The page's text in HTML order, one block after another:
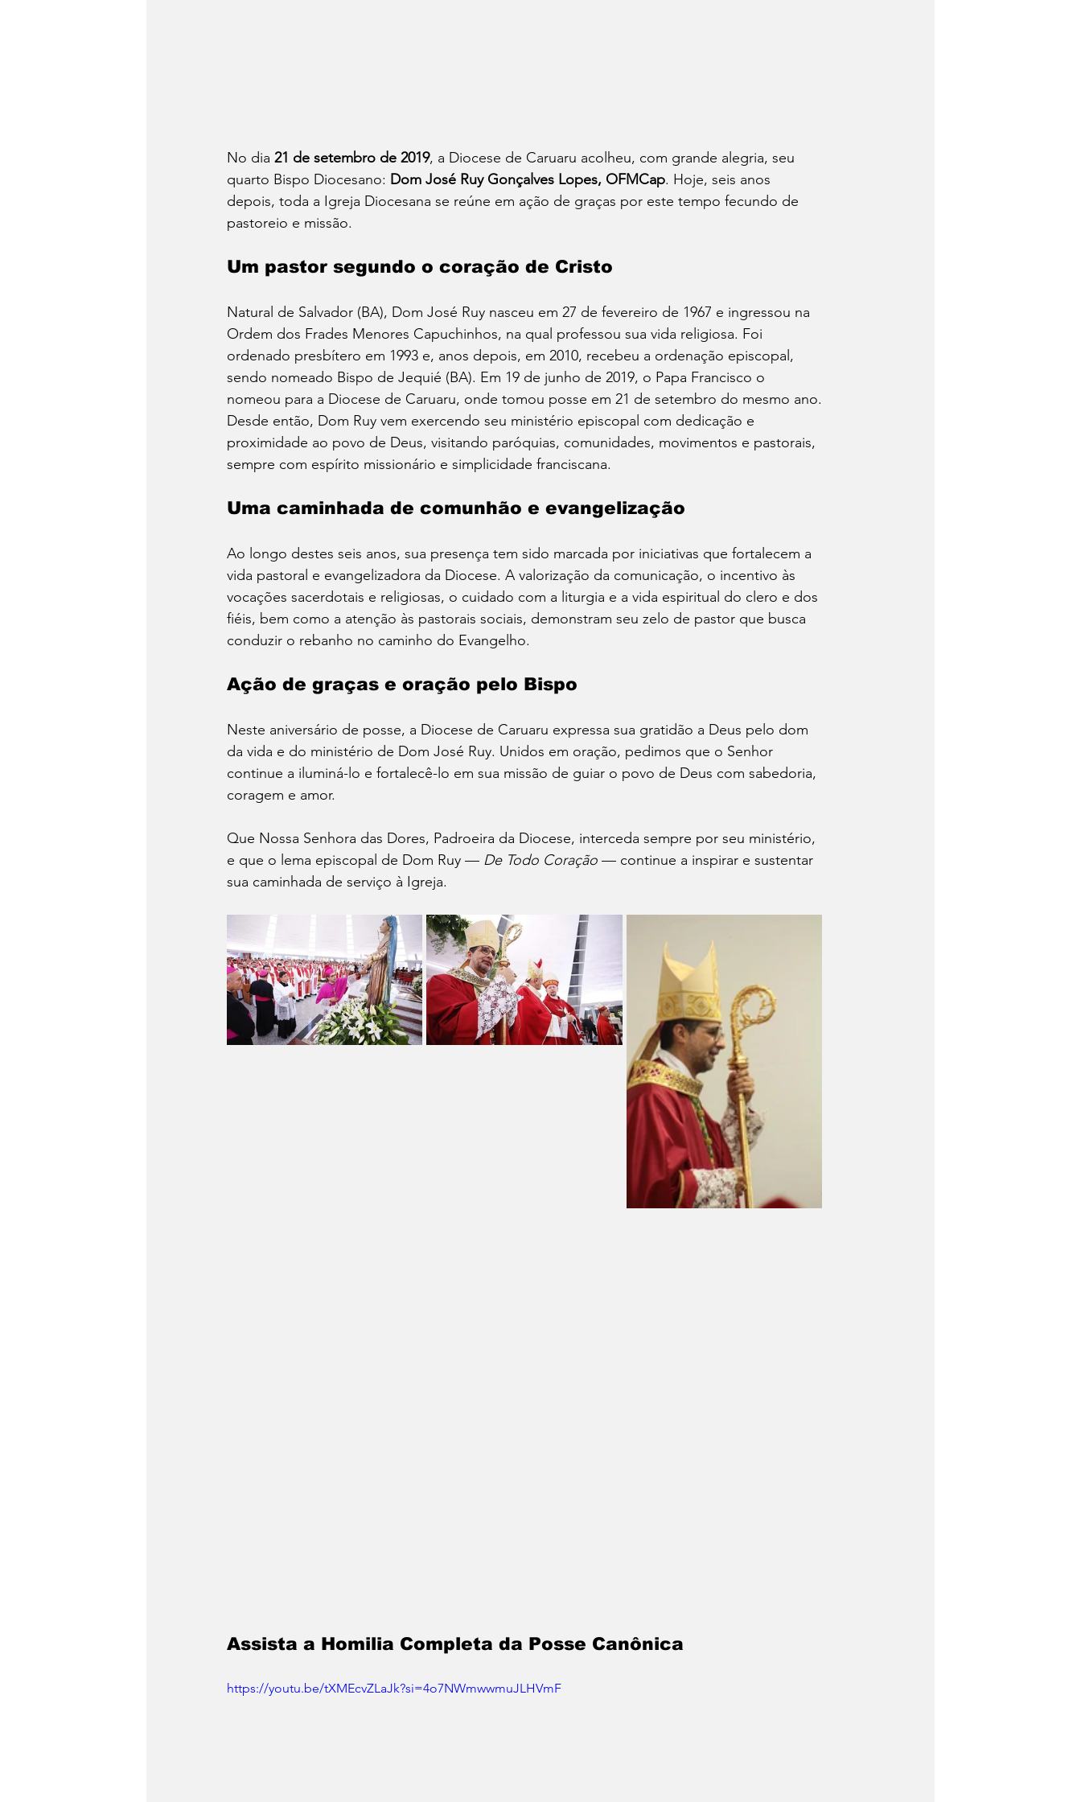
No dia 21 de setembro de 2019, a Diocese de Caruaru acolheu, com grande alegria, seu
quarto Bispo Diocesano: Dom José Ruy Gonçalves Lopes, OFMCap. Hoje, seis anos
depois, toda a Igreja Diocesana se reúne em ação de graças por este tempo fecundo de
pastoreio e missão.
Um pastor segundo o coração de Cristo
Natural de Salvador (BA), Dom José Ruy nasceu em 27 de fevereiro de 1967 e ingressou na
Ordem dos Frades Menores Capuchinhos, na qual professou sua vida religiosa. Foi
ordenado presbítero em 1993 e, anos depois, em 2010, recebeu a ordenação episcopal,
sendo nomeado Bispo de Jequié (BA). Em 19 de junho de 2019, o Papa Francisco o
nomeou para a Diocese de Caruaru, onde tomou posse em 21 de setembro do mesmo ano.
Desde então, Dom Ruy vem exercendo seu ministério episcopal com dedicação e
proximidade ao povo de Deus, visitando paróquias, comunidades, movimentos e pastorais,
sempre com espírito missionário e simplicidade franciscana.
Uma caminhada de comunhão e evangelização
Ao longo destes seis anos, sua presença tem sido marcada por iniciativas que fortalecem a
vida pastoral e evangelizadora da Diocese. A valorização da comunicação, o incentivo às
vocações sacerdotais e religiosas, o cuidado com a liturgia e a vida espiritual do clero e dos
fiéis, bem como a atenção às pastorais sociais, demonstram seu zelo de pastor que busca
conduzir o rebanho no caminho do Evangelho.
Ação de graças e oração pelo Bispo
Neste aniversário de posse, a Diocese de Caruaru expressa sua gratidão a Deus pelo dom
da vida e do ministério de Dom José Ruy. Unidos em oração, pedimos que o Senhor
continue a iluminá-lo e fortalecê-lo em sua missão de guiar o povo de Deus com sabedoria,
coragem e amor.
Que Nossa Senhora das Dores, Padroeira da Diocese, interceda sempre por seu ministério,
e que o lema episcopal de Dom Ruy — De Todo Coração — continue a inspirar e sustentar
sua caminhada de serviço à Igreja.
Assista a Homilia Completa da Posse Canônica
https://youtu.be/tXMEcvZLaJk?si=4o7NWmwwmuJLHVmF